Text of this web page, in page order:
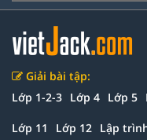
Giải bài tập:
Lớp 1-2-3 Lớp 4 Lớp 5
Lớp 11 Lớp 12 Lập